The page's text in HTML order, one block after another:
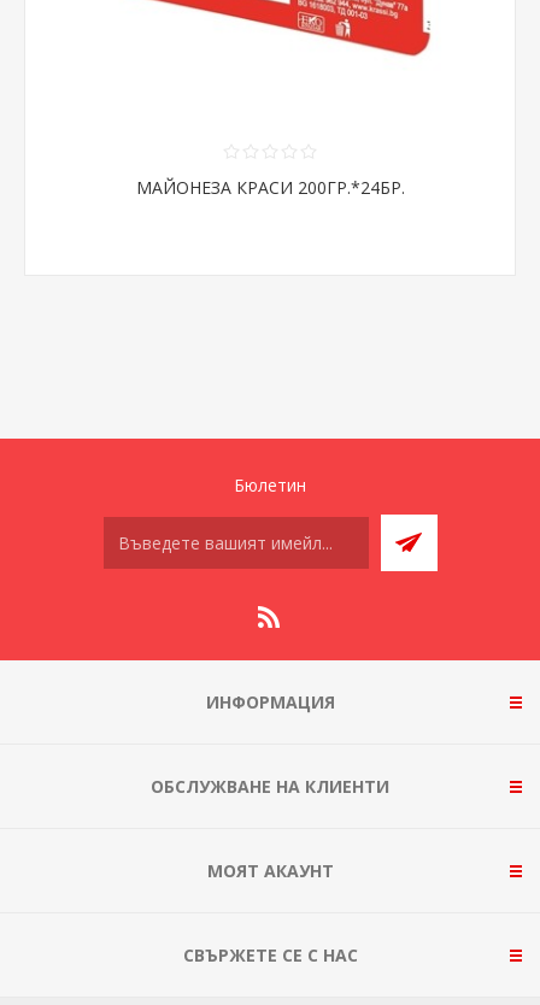
МАЙОНЕЗА КРАСИ 200ГР.*24БР.
Бюлетин
ИНФОРМАЦИЯ
ОБСЛУЖВАНЕ НА КЛИЕНТИ
МОЯТ АКАУНТ
СВЪРЖЕТЕ СЕ С НАС